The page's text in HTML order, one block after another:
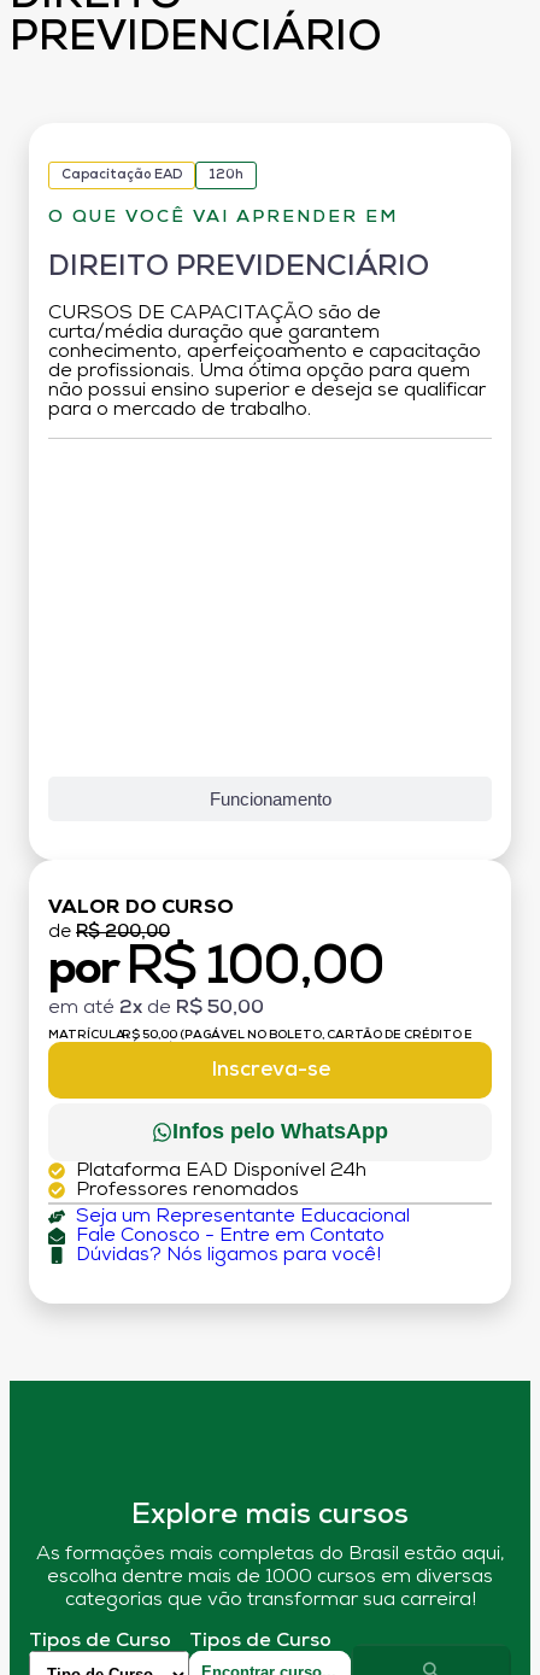
PREVIDENCIÁRIO
Capacitação EAD 120h
O QUE VOCÊ VAI APRENDER EM
DIREITO PREVIDENCIÁRIO
CURSOS DE CAPACITAÇÃO são de
curta/média duração que garantem
conhecimento, aperfeiçoamento e capacitação
de profissionais. Uma ótima opção para quem
não possui ensino superior e deseja se qualificar
para o mercado de trabalho.
Funcionamento
VALOR DO CURSO
de R$ 200,00
por R$ 100,00
em até 2x de R$ 50,00
MATRÍCULA:R$ 50,00 (PAGÁVEL NO BOLETO, CARTÃO DE CRÉDITO E
Inscreva-se
Infos pelo WhatsApp
Plataforma EAD Disponível 24h
Professores renomados
Seja um Representante Educacional
Fale Conosco - Entre em Contato
Dúvidas? Nós ligamos para você!
Explore mais cursos
As formações mais completas do Brasil estão aqui,
escolha dentre mais de 1000 cursos em diversas
categorias que vão transformar sua carreira!
Tipos de Curso Tipos de Curso